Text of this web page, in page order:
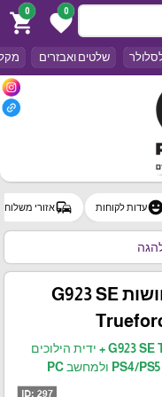
0
favorite
0
shopping_cart
שלטים ואבזרים
עדות לקוחות commuteאזורי משלוח
ערכת הגה מרוצים עם דוושות G923 SE
ערכת הגה מרוצים עם דוושות G923 SE Trueforce + ידית הילוכים